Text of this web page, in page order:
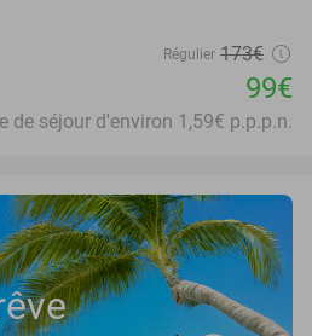
Régulier 173€
99€
de séjour d'environ 1,59€ p.p.p.n.